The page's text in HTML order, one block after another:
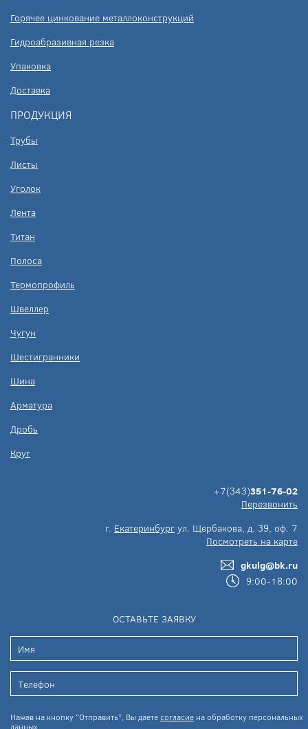
Горячее цинкование металлоконструкций
Гидроабразивная резка
Упаковка
Доставка
ПРОДУКЦИЯ
Трубы
Листы
Уголок
Лента
Титан
Полоса
Термопрофиль
Швеллер
Чугун
Шестигранники
Шина
Арматура
Дробь
Круг
+7(343)351-76-02
Перезвонить
г. Екатеринбург ул. Щербакова, д. 39, оф. 7
Посмотреть на карте
gkulg@bk.ru
9:00-18:00
ОСТАВЬТЕ ЗАЯВКУ
Нажав на кнопку “Отправить”, Вы даетесогласие на обработку персональных
данных